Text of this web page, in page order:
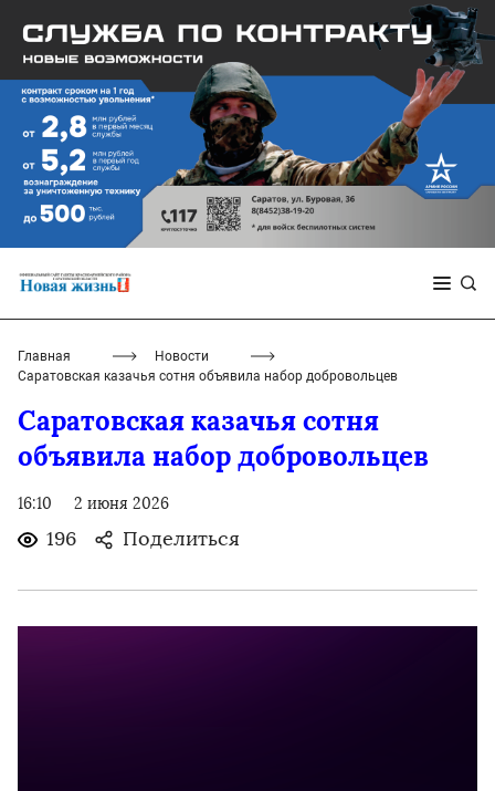
Главная
Новости
Саратовская казачья сотня объявила набор добровольцев
Саратовская казачья сотня
объявила набор добровольцев
16:10 2 июня 2026
196 Поделиться